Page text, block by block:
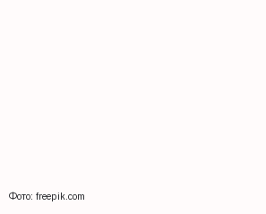
Фото: freepik.com